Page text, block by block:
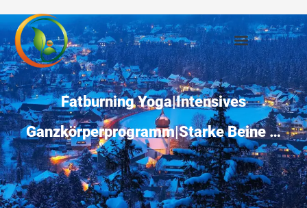
Fatburning Yoga|Intensives
Ganzkörperprogramm|Starke Beine …